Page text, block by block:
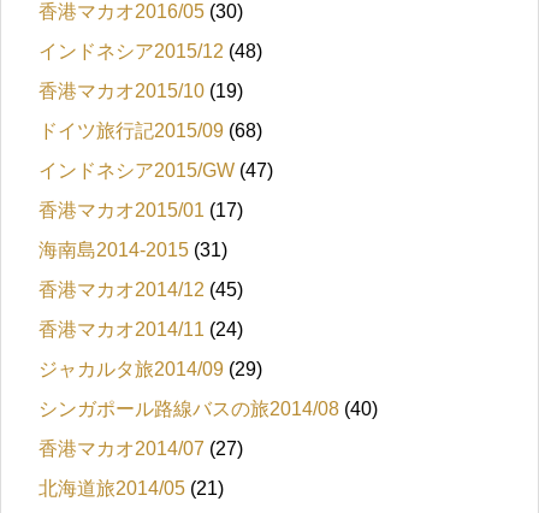
香港マカオ2016/05 (30)
インドネシア2015/12 (48)
香港マカオ2015/10 (19)
ドイツ旅行記2015/09 (68)
インドネシア2015/GW (47)
香港マカオ2015/01 (17)
海南島2014-2015 (31)
香港マカオ2014/12 (45)
香港マカオ2014/11 (24)
ジャカルタ旅2014/09 (29)
シンガポール路線バスの旅2014/08 (40)
香港マカオ2014/07 (27)
北海道旅2014/05 (21)